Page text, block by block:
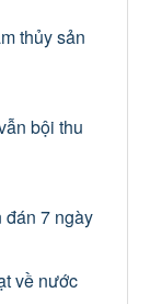
thủy sản
bội thu
7 ngày
về nước